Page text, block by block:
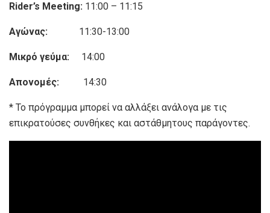
Rider’s Meeting: 11:00 – 11:15
Αγώνας: 11:30-13:00
Μικρό γεύμα: 14:00
Απονομές: 14:30
* Το πρόγραμμα μπορεί να αλλάξει ανάλογα με τις
επικρατούσες συνθήκες και αστάθμητους παράγοντες.